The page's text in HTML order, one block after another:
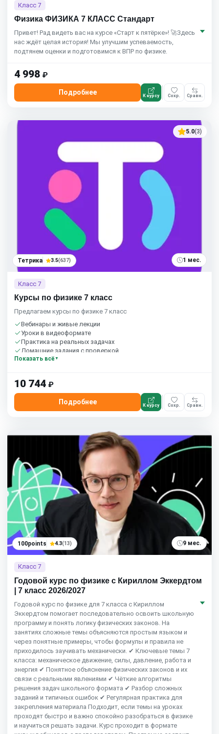
Класс 7
Физика ФИЗИКА 7 КЛАСС Стандарт
Привет! Рад видеть вас на курсе «Старт к пятёрке»! 🚀Здесь
нас ждёт целая история! Мы улучшим успеваемость,
подтянем оценки и подготовимся к ВПР по физике.
4 998 ₽
Подробнее К курсу Сохр. Сравн.
5.0(3)
Тетрика 3.5(637) 1 мес.
Класс 7
Курсы по физике 7 класс
Предлагаем курсы по физике 7 класс
Вебинары и живые лекции
Уроки в видеоформате
Практика на реальных задачах
Домашние задания с проверкой
Сообщество студентов
Показать всё
10 744 ₽
Подробнее К курсу Сохр. Сравн.
100points 4.3(13) 9 мес.
Класс 7
Годовой курс по физике с Кириллом Эккердтом
| 7 класс 2026/2027
Годовой курс по физике для 7 класса с Кириллом
Эккердтом помогает последовательно освоить школьную
программу и понять логику физических законов. На
занятиях сложные темы объясняются простым языком и
через понятные примеры, чтобы формулы и правила не
приходилось заучивать механически. ✔ Ключевые темы 7
класса: механическое движение, силы, давление, работа и
энергия ✔ Понятное объяснение физических законов и их
связи с реальными явлениями ✔ Чёткие алгоритмы
решения задач школьного формата ✔ Разбор сложных
заданий и типичных ошибок ✔ Регулярная практика для
закрепления материала Подходит, если темы на уроках
проходят быстро и важно спокойно разобраться в физике
и научиться решать задачи. Курс проходит в формате